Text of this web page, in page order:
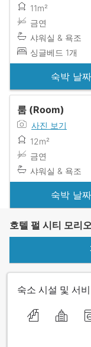
11m²
금연
샤워실 & 욕조
싱글베드 1개
숙박 날
룸 (Room)
사진 보기
12m²
금연
샤워실 & 욕조
숙박 날
호텔 펄 시티 모리
숙소 시설 및 서